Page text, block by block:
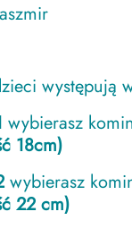
występują
wybierasz
18cm)
wybierasz
22 cm)